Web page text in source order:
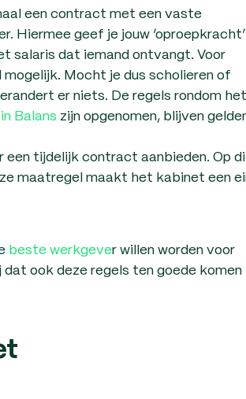
een contract met een vaste
Hiermee geef je jouw ‘oproepkracht’
salaris dat iemand ontvangt. Voor
Mocht je dus scholieren of
er niets. De regels rondom het
Balans zijn opgenomen, blijven
een tijdelijk contract aanbieden. Op
maatregel maakt het kabinet een
beste werkgever willen worden voor
ook deze regels ten goede komen